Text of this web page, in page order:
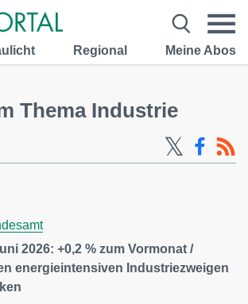
Regional Meine Abos
Thema Industrie
2026: +0,2 % zum Vormonat /
energieintensiven Industriezweigen